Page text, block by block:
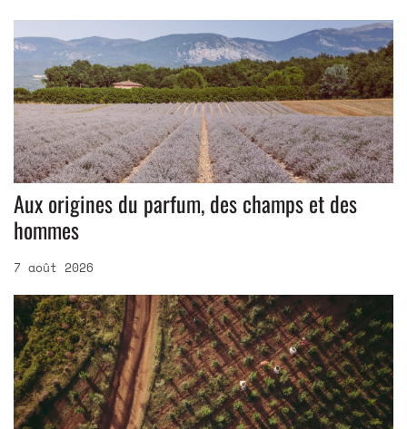
Aux origines du parfum, des champs et des
hommes
7 août 2026